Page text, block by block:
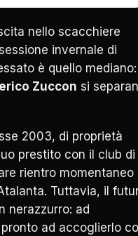
nello scacchiere
invernale di
è quello mediano:
Zuccon si
2003, di proprietà
prestito con il club di
rientro momentaneo
Tuttavia, il
nerazzurro: ad
ad accoglierlo